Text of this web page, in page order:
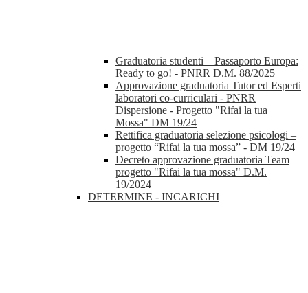
Graduatoria studenti – Passaporto Europa:
Ready to go! - PNRR D.M. 88/2025
Approvazione graduatoria Tutor ed Esperti
laboratori co-curriculari - PNRR
Dispersione - Progetto "Rifai la tua
Mossa" DM 19/24
Rettifica graduatoria selezione psicologi –
progetto “Rifai la tua mossa” - DM 19/24
Decreto approvazione graduatoria Team
progetto "Rifai la tua mossa" D.M.
19/2024
DETERMINE - INCARICHI